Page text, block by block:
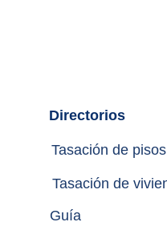
Directorios
Tasación de pisos
Tasación de
Guía